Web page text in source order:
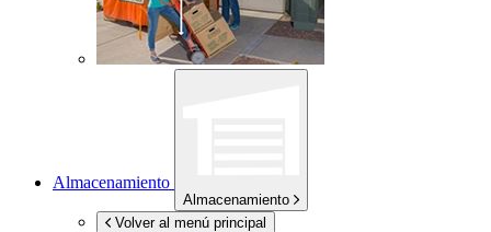
Almacenamiento
Almacenamiento
Volver al menú principal